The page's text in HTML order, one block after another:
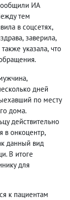
ИА
тем
в соцсетях,
, заверила,
также указала, что
,
дней
по месту
дома.
действительно
в онкоцентр,
данный вид
В итоге
для
к пациентам